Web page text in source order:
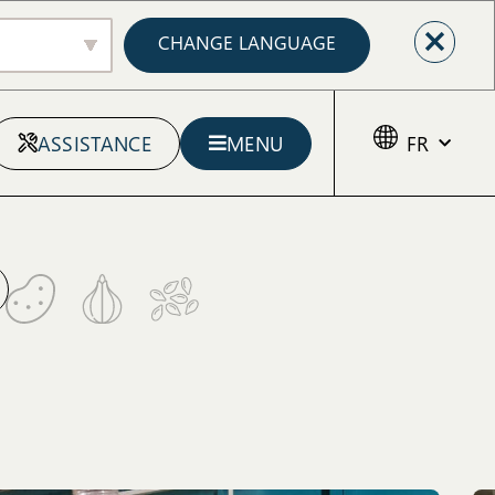
CHANGE LANGUAGE
ASSISTANCE MENU FR